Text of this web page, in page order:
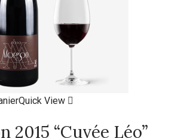
Quick View
2015 “Cuvée Léo”